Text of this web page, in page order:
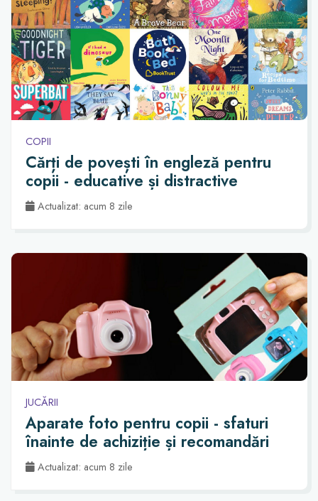
COPII
Cărți de povești în engleză pentru
copii - educative și distractive
Actualizat: acum 8 zile
JUCĂRII
Aparate foto pentru copii - sfaturi
înainte de achiziție și recomandări
Actualizat: acum 8 zile